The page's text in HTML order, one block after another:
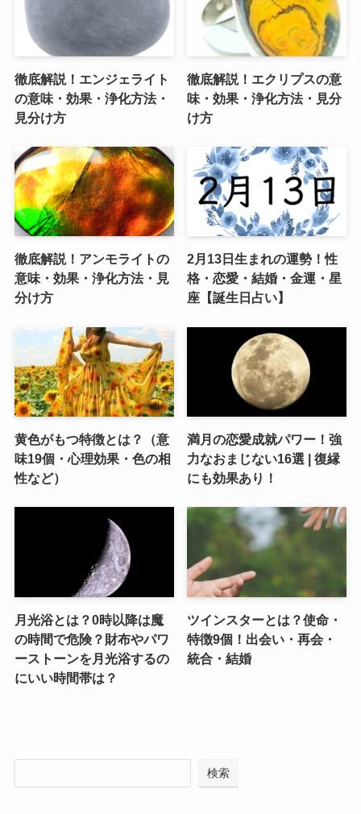
徹底解説！エンジェライト
の意味・効果・浄化方法・
見分け方
徹底解説！エクリプスの意
味・効果・浄化方法・見分
け方
徹底解説！アンモライトの
意味・効果・浄化方法・見
分け方
2月13日生まれの運勢！性
格・恋愛・結婚・金運・星
座【誕生日占い】
黄色がもつ特徴とは？（意
味19個・心理効果・色の相
性など）
満月の恋愛成就パワー！強
力なおまじない16選 | 復縁
にも効果あり！
月光浴とは？0時以降は魔
の時間で危険？財布やパワ
ーストーンを月光浴するの
にいい時間帯は？
ツインスターとは？使命・
特徴9個！出会い・再会・
統合・結婚
検索